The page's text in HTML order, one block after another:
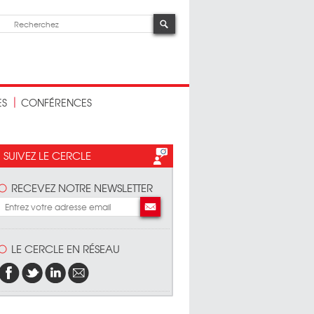
CONFÉRENCES
SUIVEZ LE CERCLE
RECEVEZ NOTRE NEWSLETTER
LE CERCLE EN RÉSEAU